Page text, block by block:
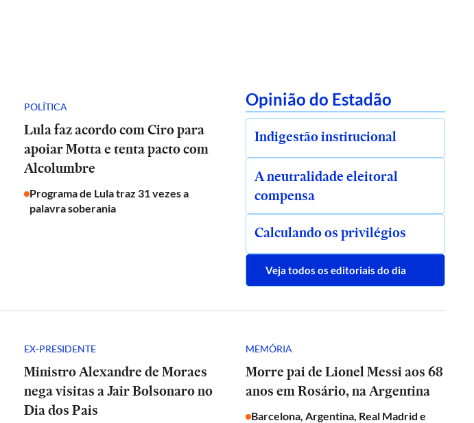
POLÍTICA
Lula faz acordo com Ciro para
apoiar Motta e tenta pacto com
Alcolumbre
Programa de Lula traz 31 vezes a
palavra soberania
Opinião do Estadão
Indigestão institucional
A neutralidade eleitoral
compensa
Calculando os privilégios
Veja todos os editoriais do dia
EX-PRESIDENTE
Ministro Alexandre de Moraes
nega visitas a Jair Bolsonaro no
Dia dos Pais
MEMÓRIA
Morre pai de Lionel Messi aos 68
anos em Rosário, na Argentina
Barcelona, Argentina, Real Madrid e